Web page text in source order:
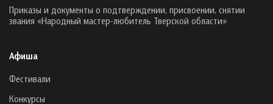
Приказы и документы о подтверждении, присвоении, снятии
звания «Народный мастер-любитель Тверской области»
Афиша
Фестивали
Конкурсы